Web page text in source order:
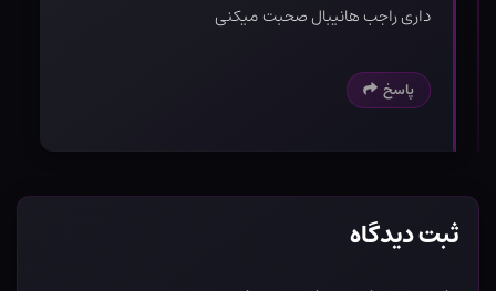
داری راجب هانیبال صحبت میکنی
پاسخ
ثبت دیدگاه